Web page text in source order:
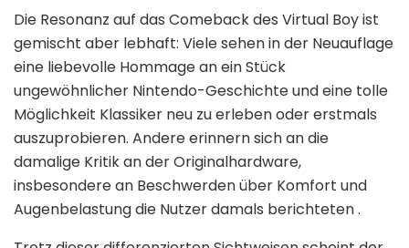
Die Resonanz auf das Comeback des Virtual Boy ist
gemischt aber lebhaft: Viele sehen in der Neuauflage
eine liebevolle Hommage an ein Stück
ungewöhnlicher Nintendo-Geschichte und eine tolle
Möglichkeit Klassiker neu zu erleben oder erstmals
auszuprobieren. Andere erinnern sich an die
damalige Kritik an der Originalhardware,
insbesondere an Beschwerden über Komfort und
Augenbelastung die Nutzer damals berichteten .